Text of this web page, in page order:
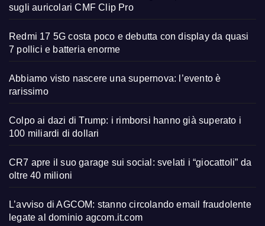
sugli auricolari CMF Clip Pro
Redmi 17 5G costa poco e debutta con display da quasi
7 pollici e batteria enorme
Abbiamo visto nascere una supernova: l’evento è
rarissimo
Colpo ai dazi di Trump: i rimborsi hanno già superato i
100 miliardi di dollari
CR7 apre il suo garage sui social: svelati i “giocattoli” da
oltre 40 milioni
L’avviso di AGCOM: stanno circolando email fraudolente
legate al dominio agcom.it.com